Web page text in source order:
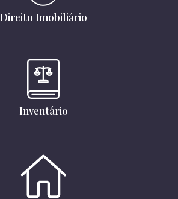
Direito Imobiliário
Inventário